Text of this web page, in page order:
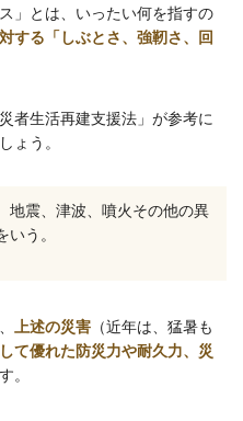
」とは、いったい何を指すの
する「しぶとさ、強靭さ、回
者生活再建支援法」が参考に
ょう。
地震、津波、噴火その他の異
う。
上述の災害 （近年は、猛暑も
て優れた防災力や耐久力、災
。